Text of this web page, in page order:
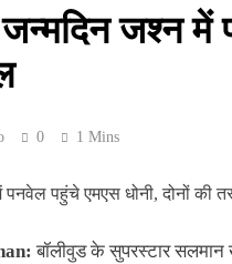
जश्न में
0 1 Mins
बॉलीवुड के सुपरस्टार